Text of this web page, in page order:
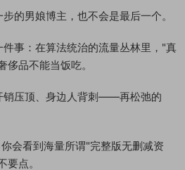
的男娘博主，也不会是最后一个。
事：在算法统治的流量丛林里，"真
品不能当饭吃。
销压顶、身边人背刺——再松弛的
会看到海量所谓"完整版无删减资
点。